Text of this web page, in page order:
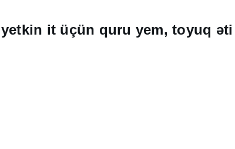
it üçün quru yem, toyuq